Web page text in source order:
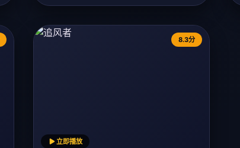
8.3分
立即播放